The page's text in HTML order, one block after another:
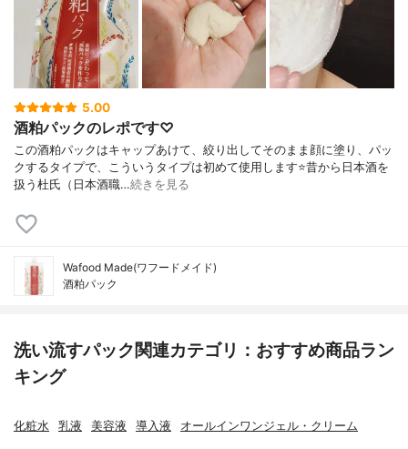
5.00
酒粕パックのレポです♡
この酒粕パックはキャップあけて、絞り出してそのまま顔に塗り、パッ
クするタイプで、こういうタイプは初めて使用します⭐️昔から日本酒を
扱う杜氏（日本酒職…続きを見る
Wafood Made(ワフードメイド)
酒粕パック
洗い流すパック関連カテゴリ：おすすめ商品ラン
キング
化粧水 乳液 美容液 導入液 オールインワンジェル・クリーム